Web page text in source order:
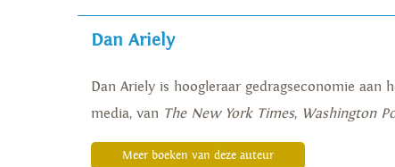
Dan Ariely
Dan Ariely is hoogleraar gedragseconomie
media, van The New York Times, Washington
Meer boeken van deze auteur